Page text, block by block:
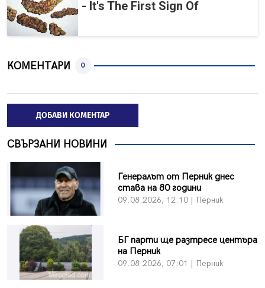
- It's The First Sign Of
КОМЕНТАРИ 0
ДОБАВИ КОМЕНТАР
СВЪРЗАНИ НОВИНИ
Генералът от Перник днес
става на 80 години
09.08.2026, 12:10 | Перник
БГ парти ще разтресе центъра
на Перник
09.08.2026, 07:01 | Перник